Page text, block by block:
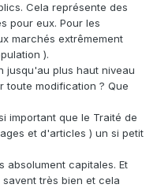
Cela représente des
pour eux. Pour les
marchés extrêmement
).
jusqu'au plus haut niveau
toute modification ? Que
important que le Traité de
et d'articles ) un si petit
absolument capitales. Et
très bien et cela